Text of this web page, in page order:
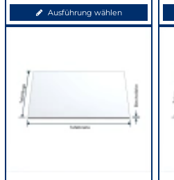
Ausführung wählen